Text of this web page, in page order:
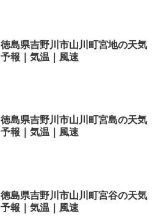
徳島県吉野川市山川町宮地の天気
予報｜気温｜風速
徳島県吉野川市山川町宮島の天気
予報｜気温｜風速
徳島県吉野川市山川町宮谷の天気
予報｜気温｜風速